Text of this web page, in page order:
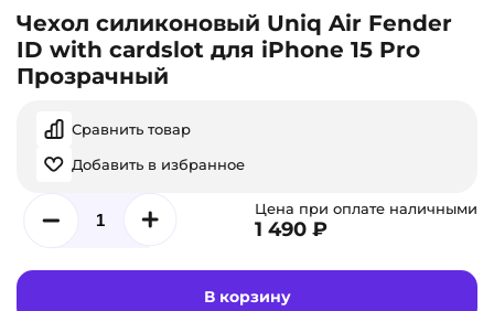
Чехол силиконовый Uniq Air Fender
ID with cardslot для iPhone 15 Pro
Прозрачный
Сравнить товар
Добавить в избранное
Цена при оплате наличными
1 490 ₽
В корзину